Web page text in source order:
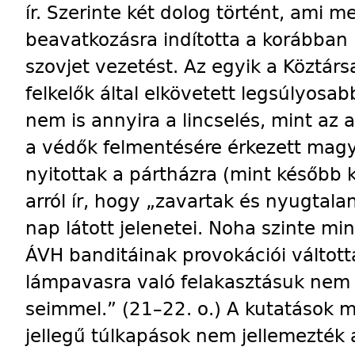
ír. Szerinte két dolog történt, ami
beavatkozásra indította a
szovjet vezetést. Az egyik a
felkelők által elkövetett
nem is annyira a lincselés, mint az
a védők felmentésére érkezett
nyitottak a pártházra (mint később
arról ír, hogy „zavartak és
nap látott jelenetei. Noha szinte
ÁVH banditáinak provokációi
lámpavasra való felakasztásuk
seimmel.” (21–22. o.) A kutatások
jellegű túlkapások nem jellemezték